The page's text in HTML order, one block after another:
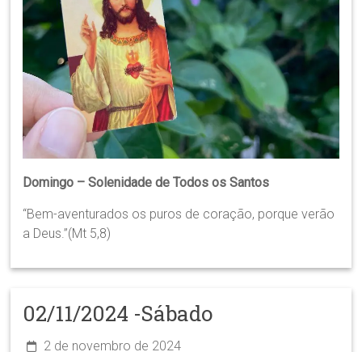
Domingo – Solenidade de Todos os Santos
“Bem-aventurados os puros de coração, porque verão
a Deus.”(Mt 5,8)
02/11/2024 -Sábado
2 de novembro de 2024